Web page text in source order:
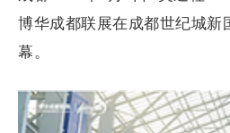
博华成都联展在成都世纪城新
幕。